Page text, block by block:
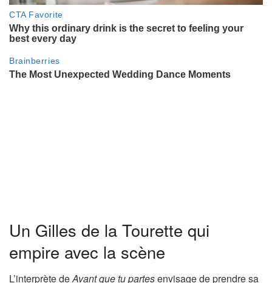
Un Gilles de la Tourette qui
empire avec la scène
L’interprète deAvant que tu partesenvisage de prendre sa